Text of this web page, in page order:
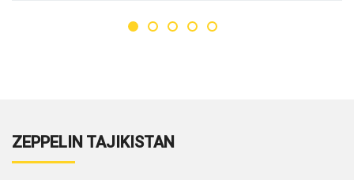
ZEPPELIN TAJIKISTAN